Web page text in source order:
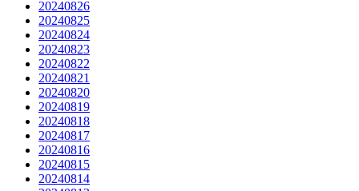
20240826
20240825
20240824
20240823
20240822
20240821
20240820
20240819
20240818
20240817
20240816
20240815
20240814